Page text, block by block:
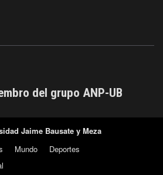
del grupo ANP-UB
Jaime Bausate y Meza
Mundo
Deportes